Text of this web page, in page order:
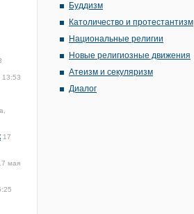
13:53
17
мая
Буддизм
Католичество и протестантизм
Национальные религии
Новые религиозные движения
Атеизм и секуляризм
Диалог